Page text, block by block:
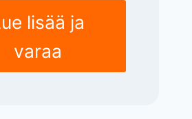
lisää ja
varaa